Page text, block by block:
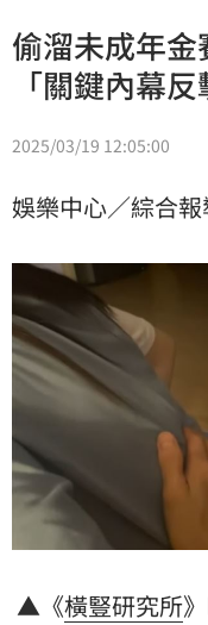
偷溜未成年
「關鍵內幕
2025/03/19 12:05:00
娛樂中心／綜合報
▲《橫豎研究所